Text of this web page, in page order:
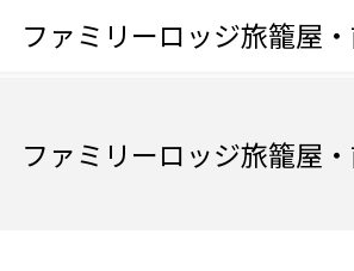
ファミリーロッジ旅籠屋
ファミリーロッジ旅籠屋